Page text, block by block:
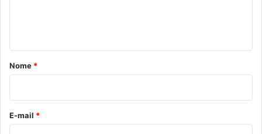
r
o
*
Nome *
E-mail *